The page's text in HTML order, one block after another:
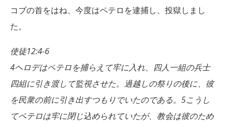
コブの首をはね、今度はペテロを逮捕し、投獄しまし
た。
使徒12:4-6
4ヘロデはペテロを捕らえて牢に入れ、四人一組の兵士
四組に引き渡して監視させた。過越しの祭りの後に、彼
を民衆の前に引き出すつもりでいたのである。5こうし
てペテロは牢に閉じ込められていたが、教会は彼のため